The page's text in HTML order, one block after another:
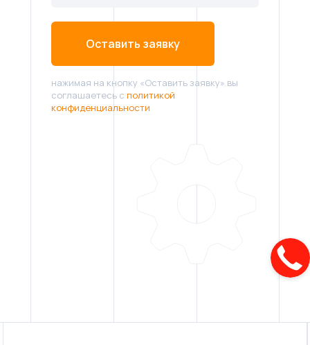
Оставить заявку
нажимая на кнопку «Оставить заявку» вы
соглашаетесь с политикой
конфиденциальности